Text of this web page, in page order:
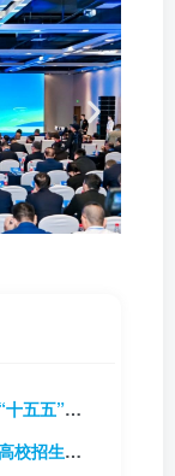
（附解读）
生推介会